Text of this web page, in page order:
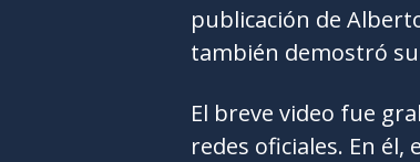
publicación de
también demostró
El breve video fue
redes oficiales. En él,